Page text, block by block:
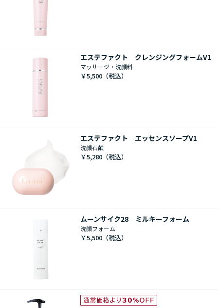
エステファクト クレンジングフォームV1
マッサージ・洗顔料
￥5,500
エステファクト エッセンスソープV1
洗顔石鹸
￥5,280
ムーンサイク28 ミルキーフォーム
洗顔フォーム
￥5,500